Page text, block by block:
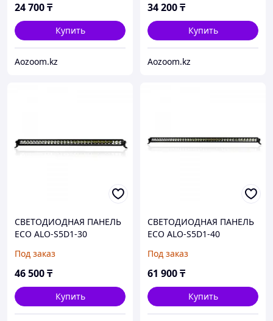
24 700₸
Купить
Aozoom.kz
34 200₸
Купить
Aozoom.kz
СВЕТОДИОДНАЯ ПАНЕЛЬ
ECO ALO-S5D1-30
Под заказ
46 500₸
Купить
СВЕТОДИОДНАЯ ПАНЕЛЬ
ECO ALO-S5D1-40
Под заказ
61 900₸
Купить